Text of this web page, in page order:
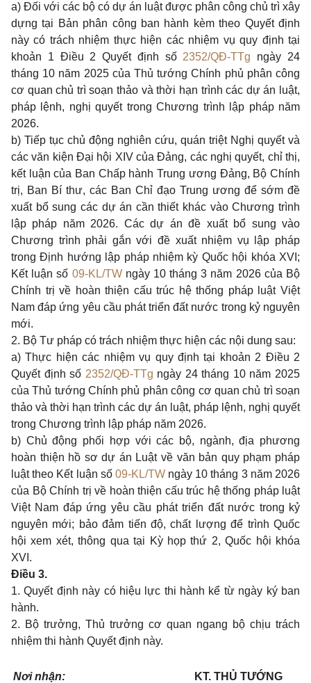
a) Đối với các bộ có dự án luật được phân công chủ trì xây
dựng tại Bản phân công ban hành kèm theo Quyết định
này có trách nhiệm thực hiện các nhiệm vụ quy định tại
khoản 1 Điều 2 Quyết định số 2352/QĐ-TTg ngày 24
tháng 10 năm 2025của Thủ tướng Chính phủ phân công
cơ quan chủ trì soạn thảo và thời hạn trình các dự án luật,
pháp lệnh, nghị quyết trong Chương trình lập pháp năm
2026.
b) Tiếp tục chủ động nghiên cứu, quán triệt Nghị quyết và
các văn kiện Đại hội XIV của Đảng, các nghị quyết, chỉ thị,
kết luận của Ban Chấp hành Trung ương Đảng, Bộ Chính
trị, Ban Bí thư, các Ban Chỉ đạo Trung ương để sớm đề
xuất bổ sung các dự án cần thiết khác vào Chương trình
lập pháp năm 2026. Các dự án đề xuất bổ sung vào
Chương trình phải gắn với đề xuất nhiệm vụ lập pháp
trong Định hướng lập pháp nhiệm kỳ Quốc hội khóa XVI;
Kết luận số 09-KL/TWngày 10 tháng 3 năm 2026 của Bộ
Chính trị về hoàn thiện cấu trúc hệ thống pháp luật Việt
Nam đáp ứng yêu cầu phát triển đất nước trong kỷ nguyên
mới.
2. Bộ Tư pháp có trách nhiệm thực hiện các nội dung sau:
a) Thực hiện các nhiệm vụ quy định tại khoản 2 Điều 2
Quyết định số 2352/QĐ-TTg ngày 24 tháng 10 năm 2025
của Thủ tướng Chính phủ phân công cơ quan chủ trì soạn
thảo và thời hạn trình các dự án luật, pháp lệnh, nghị quyết
trong Chương trình lập pháp năm 2026.
b) Chủ động phối hợp với các bộ, ngành, địa phương
hoàn thiện hồ sơ dự án Luật về văn bản quy phạm pháp
luật theo Kết luận số 09-KL/TWngày 10 tháng 3 năm 2026
của Bộ Chính trị về hoàn thiện cấu trúc hệ thống pháp luật
Việt Nam đáp ứng yêu cầu phát triển đất nước trong kỷ
nguyên mới; bảo đảm tiến độ, chất lượng để trình Quốc
hội xem xét, thông qua tại Kỳ họp thứ 2, Quốc hội khóa
XVI.
Điều 3.
1. Quyết định này có hiệu lực thi hành kể từ ngày ký ban
hành.
2. Bộ trưởng, Thủ trưởng cơ quan ngang bộ chịu trách
nhiệm thi hành Quyết định này.
Nơi nhận:
KT. THỦ TƯỚNG